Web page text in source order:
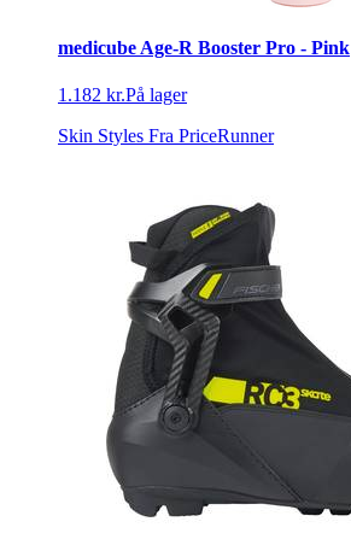
medicube Age-R Booster Pro - Pink
1.182 kr.På lager
Skin Styles Fra PriceRunner